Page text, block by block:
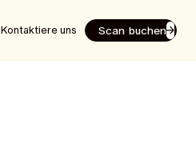
Kontaktiere uns Scan buchen